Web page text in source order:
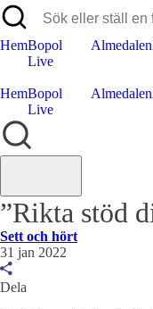
HemBopol
Live
HemBopol
Live
”Rikta stöd
Sett och hört
31 jan 2022
Dela